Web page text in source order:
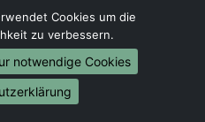
Berlin
Hamburg
München
Köln
Cookies um die
zu verbessern.
notwendige Cookies